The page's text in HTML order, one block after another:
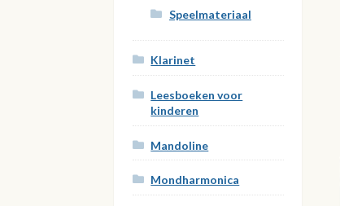
Speelmateriaal
Klarinet
Leesboeken voor
kinderen
Mandoline
Mondharmonica